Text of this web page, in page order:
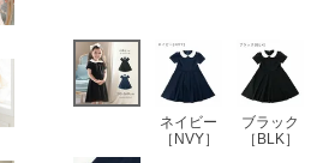
ネイビー
［NVY］
ブラック
［BLK］